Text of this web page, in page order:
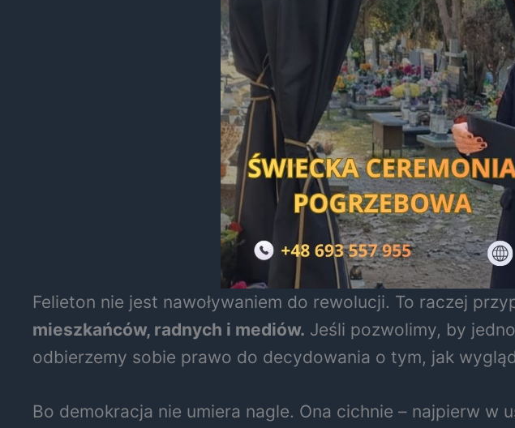
Felieton nie jest nawoływaniem do rewolucji. To raczej
mieszkańców, radnych i mediów. Jeśli pozwolimy, by
odbierzemy sobie prawo do decydowania o tym, jak
Bo demokracja nie umiera nagle. Ona cichnie – najpierw